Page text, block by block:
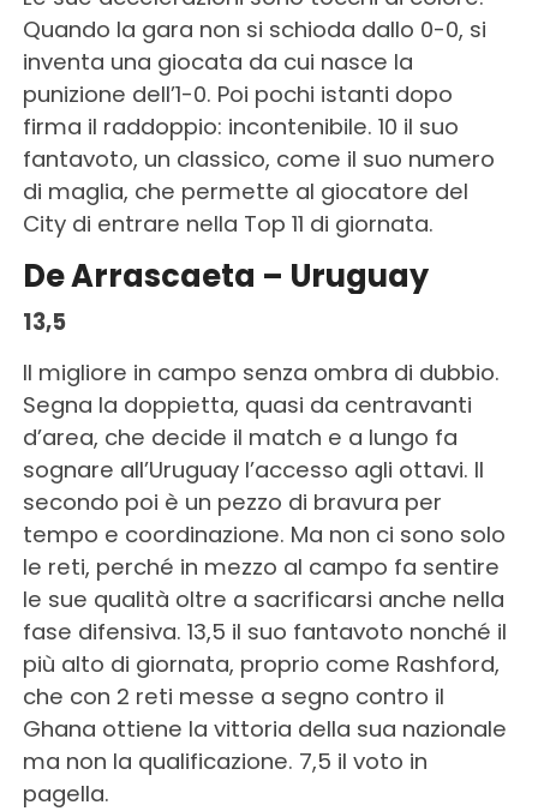
Quando la gara non si schioda dallo 0-0, si
inventa una giocata da cui nasce la
punizione dell’1-0. Poi pochi istanti dopo
firma il raddoppio: incontenibile. 10 il suo
fantavoto, un classico, come il suo numero
di maglia, che permette al giocatore del
City di entrare nella Top 11 di giornata.
De Arrascaeta – Uruguay
13,5
Il migliore in campo senza ombra di dubbio.
Segna la doppietta, quasi da centravanti
d’area, che decide il match e a lungo fa
sognare all’Uruguay l’accesso agli ottavi. Il
secondo poi è un pezzo di bravura per
tempo e coordinazione. Ma non ci sono solo
le reti, perché in mezzo al campo fa sentire
le sue qualità oltre a sacrificarsi anche nella
fase difensiva. 13,5 il suo fantavoto nonché il
più alto di giornata, proprio come Rashford,
che con 2 reti messe a segno contro il
Ghana ottiene la vittoria della sua nazionale
ma non la qualificazione. 7,5 il voto in
pagella.